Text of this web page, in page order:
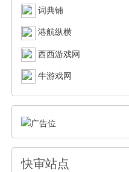
词典铺
港航纵横
西西游戏网
牛游戏网
快审站点